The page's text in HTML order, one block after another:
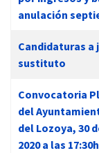
anulación
Candidaturas a
sustituto
Convocatoria
del
del Lozoya, 30
2020 a las 17:30h